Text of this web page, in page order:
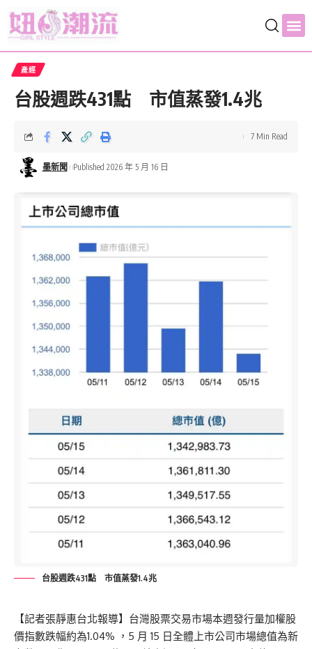
產經
台股週跌431點 市值蒸發1.4兆
墨新聞 Published 2026 年 5 月 16 日
7 Min Read
台股週跌431點 市值蒸發1.4兆
【記者張靜惠台北報導】​台灣股票交易市場本週發行量加權股
價指數跌幅約為1.04% ，5 月 15 日全體上市公司市場總值為新